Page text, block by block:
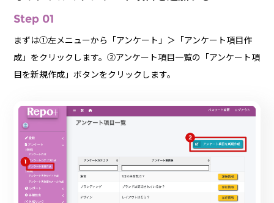
Step 01
まずは①左メニューから「アンケート」＞「アンケート項目作
成」をクリックします。②アンケート項目一覧の「アンケート項
目を新規作成」ボタンをクリックします。